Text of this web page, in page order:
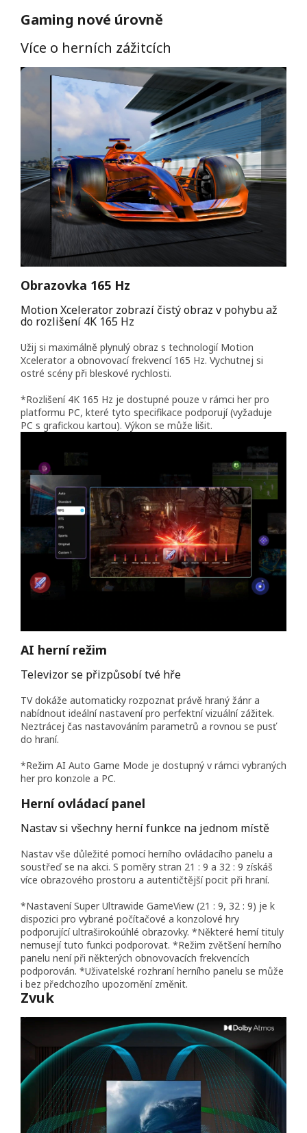
Gaming nové úrovně
Více o herních zážitcích
Obrazovka 165 Hz
Motion Xcelerator zobrazí čistý obraz v pohybu až
do rozlišení 4K 165 Hz
Užij si maximálně plynulý obraz s technologií Motion
Xcelerator a obnovovací frekvencí 165 Hz. Vychutnej si
ostré scény při bleskové rychlosti.
*Rozlišení 4K 165 Hz je dostupné pouze v rámci her pro
platformu PC, které tyto specifikace podporují (vyžaduje
PC s grafickou kartou). Výkon se může lišit.
AI herní režim
Televizor se přizpůsobí tvé hře
TV dokáže automaticky rozpoznat právě hraný žánr a
nabídnout ideální nastavení pro perfektní vizuální zážitek.
Neztrácej čas nastavováním parametrů a rovnou se pusť
do hraní.
*Režim AI Auto Game Mode je dostupný v rámci vybraných
her pro konzole a PC.
Herní ovládací panel
Nastav si všechny herní funkce na jednom místě
Nastav vše důležité pomocí herního ovládacího panelu a
soustřeď se na akci. S poměry stran 21 : 9 a 32 : 9 získáš
více obrazového prostoru a autentičtější pocit při hraní.
*Nastavení Super Ultrawide GameView (21 : 9, 32 : 9) je k
dispozici pro vybrané počítačové a konzolové hry
podporující ultraširokoúhlé obrazovky. *Některé herní tituly
nemusejí tuto funkci podporovat. *Režim zvětšení herního
panelu není při některých obnovovacích frekvencích
podporován. *Uživatelské rozhraní herního panelu se může
i bez předchozího upozornění změnit.
Zvuk